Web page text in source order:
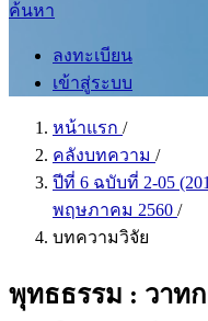
ค้นหา
ลงทะเบียน
เข้าสู่ระบบ
หน้าแรก /
คลังบทความ /
ปีที่ 6 ฉบับที่ 2-05
พฤษภาคม 2560 /
บทความวิจัย
พุทธธรรม : วาท